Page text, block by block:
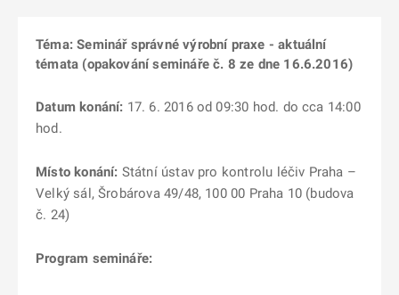
Téma: Seminář správné výrobní praxe - aktuální
témata (opakování semináře č. 8 ze dne 16.6.2016)
Datum konání: 17. 6. 2016 od 09:30 hod. do cca 14:00
hod.
Místo konání: Státní ústav pro kontrolu léčiv Praha –
Velký sál, Šrobárova 49/48, 100 00 Praha 10 (budova
č. 24)
Program semináře: